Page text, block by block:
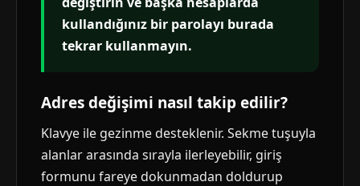
kullandığınız bir parolayı burada
tekrar kullanmayın.
Adres değişimi nasıl takip edilir?
Klavye ile gezinme desteklenir. Sekme tuşuyla
alanlar arasında sırayla ilerleyebilir, giriş
formunu fareye dokunmadan doldurup